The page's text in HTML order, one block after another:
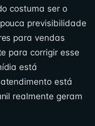
costuma ser o
previsibilidade
para vendas
para corrigir esse
está
está
realmente geram